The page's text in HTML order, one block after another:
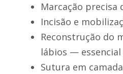
Marcação
Incisão e
Reconstrução do
lábios —
Sutura em